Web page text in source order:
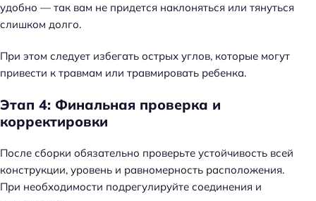
удобно — так вам не придется наклоняться или тянуться
слишком долго.
При этом следует избегать острых углов, которые могут
привести к травмам или травмировать ребенка.
Этап 4: Финальная проверка и
корректировки
После сборки обязательно проверьте устойчивость всей
конструкции, уровень и равномерность расположения.
При необходимости подрегулируйте соединения и